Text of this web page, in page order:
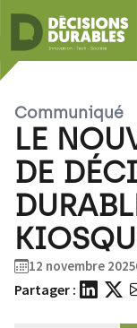
Communiqué
LE
DE
12 novembre 2025
Partager :